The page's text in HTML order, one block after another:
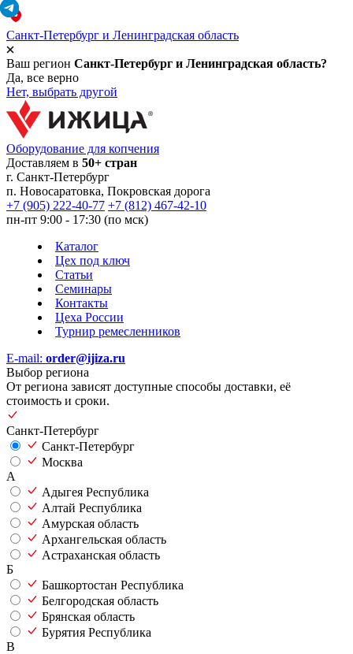
Санкт-Петербург и Ленинградская область
Ваш регион Санкт-Петербург и Ленинградская область?
Да, все верно
Нет, выбрать другой
Оборудование для копчения
Доставляем в 50+ стран
г. Санкт-Петербург
п. Новосаратовка, Покровская дорога
+7 (905) 222-40-77 +7 (812) 467-42-10
пн-пт 9:00 - 17:30 (по мск)
Каталог
Цех под ключ
Статьи
Семинары
Контакты
Цеха России
Турнир ремесленников
E-mail: order@ijiza.ru
Выбор региона
От региона зависят доступные способы доставки, её
стоимость и сроки.
Санкт-Петербург
Санкт-Петербург
Москва
А
Адыгея Республика
Алтай Республика
Амурская область
Архангельская область
Астраханская область
Б
Башкортостан Республика
Белгородская область
Брянская область
Бурятия Республика
В